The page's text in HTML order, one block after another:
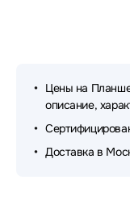
Цены на
описание,
Доставка в